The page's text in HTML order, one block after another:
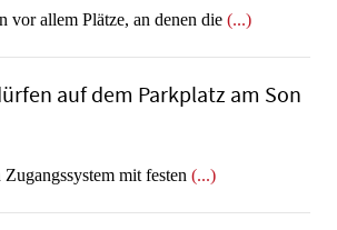
vor allem Plätze, an denen die (...)
auf dem Parkplatz am Son
mit festen (...)